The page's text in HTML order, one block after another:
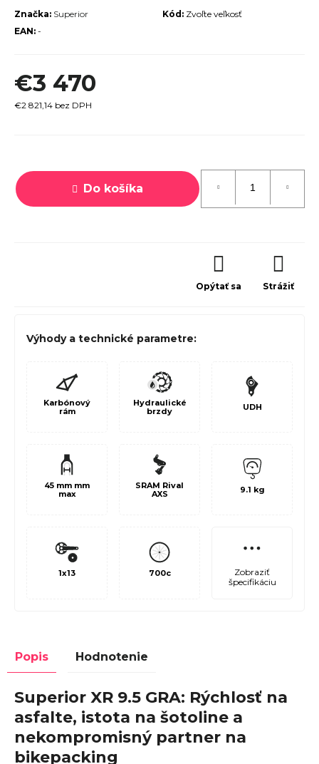
Kód: Zvoľte veľkosť
Značka: Superior
EAN: -
€3 470
€2 821,14 bez DPH
cena:
Do košíka
Opýtať sa Strážiť
Výhody a technické parametre:
Karbónový
rám
Hydraulické
brzdy
UDH
45 mm mm
max
SRAM Rival
AXS
9.1 kg
1x13 700c
Zobraziť
špecifikáciu
Popis Hodnotenie
Superior XR 9.5 GRA: Rýchlosť na
asfalte, istota na šotoline a
nekompromisný partner na
bikepacking
m
e
2025
€600